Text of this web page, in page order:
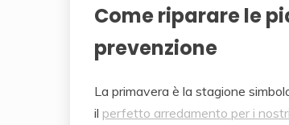
Come riparare le
prevenzione
La primavera è la stagione
il perfetto arredamento per i